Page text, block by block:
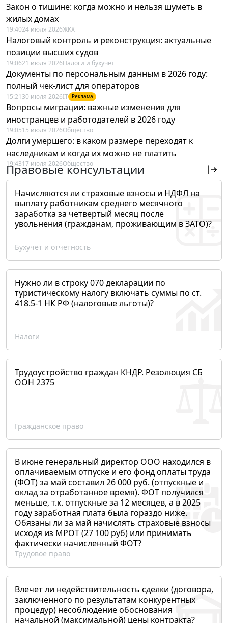
Закон о тишине: когда можно и нельзя шуметь в
жилых домах
19:4024 июля 2026ЖКХ
Налоговый контроль и реконструкция: актуальные
позиции высших судов
19:0621 июля 2026Налоги и бухучет
Документы по персональным данным в 2026 году:
полный чек-лист для операторов
15:21 30 июля 2026IT Реклама
Вопросы миграции: важные изменения для
иностранцев и работодателей в 2026 году
19:0515 июля 2026Общество
Долги умершего: в каком размере переходят к
наследникам и когда их можно не платить
19:4317 июля 2026Общество
Правовые консультации
Начисляются ли страховые взносы и НДФЛ на
выплату работникам среднего месячного
заработка за четвертый месяц после
увольнения (гражданам, проживающим в ЗАТО)?
Бухучет и отчетность
Нужно ли в строку 070 декларации по
туристическому налогу включать суммы по ст.
418.5-1 НК РФ (налоговые льготы)?
Налоги
Трудоустройство граждан КНДР. Резолюция СБ
ООН 2375
Гражданское право
В июне генеральный директор ООО находился в
оплачиваемым отпуске и его фонд оплаты труда
(ФОТ) за май составил 26 000 руб. (отпускные и
оклад за отработанное время). ФОТ получился
меньше, т.к. отпускные за 12 месяцев, а в 2025
году заработная плата была гораздо ниже.
Обязаны ли за май начислять страховые взносы
исходя из МРОТ (27 100 руб) или принимать
фактически начисленный ФОТ?
Трудовое право
Влечет ли недействительность сделки (договора,
заключенного по результатам конкурентных
процедур) несоблюдение обоснования
начальной (максимальной) цены контракта?